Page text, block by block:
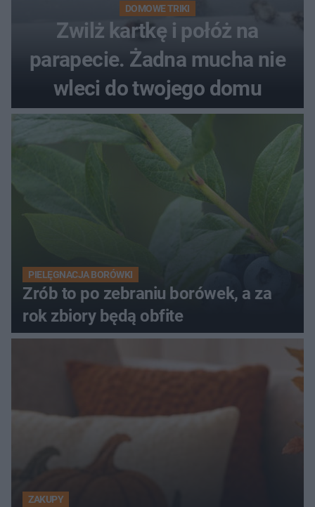
DOMOWE TRIKI
Zwilż kartkę i połóż na
parapecie. Żadna mucha nie
wleci do twojego domu
PIELĘGNACJA BORÓWKI
Zrób to po zebraniu borówek, a za
rok zbiory będą obfite
ZAKUPY